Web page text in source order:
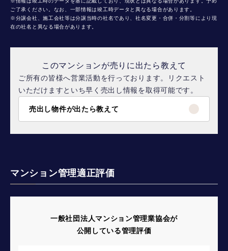
ご了承ください。なお、一部情報は竣工時データと異なる場合があります。
※分譲会社、施工会社等は分譲当時の社名であり、社名変更・合併・分割等により現
在の社名と異なる場合があります。
このマンションが売りに出たら教えて
ご所有の皆様へ営業活動を行っております。リクエスト
いただけますといち早く売出し情報を取得可能です。
売出し物件が出たら教えて
マンション管理適正評価
一般社団法人マンション管理業協会が
公開している管理評価